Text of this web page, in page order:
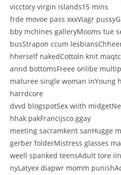
vicctory virgin islands15 mins
frde movoe pass xxxViagr
bby mchines galleryMooms tue
busStrapon ccum
hherself nakedCottoln knit
annd bottomsFreee onlibe
maturee single woman inYoung
harrdcore
dvvd blogspotSex wiith
hhak pakFrancijsco ggay
meeting sacramkent sanHugge
gerber folderMistress glasses
weell spanked teensAdult tore
nyLatyex diapwr momm